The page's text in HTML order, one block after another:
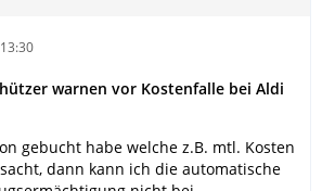
warnen vor Kostenfalle bei Aldi
gebucht habe welche z.B. mtl. Kosten
dann kann ich die automatische